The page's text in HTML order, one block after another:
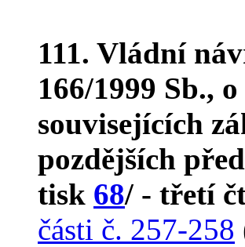
111. Vládní
166/1999 Sb.,
souvisejících
pozdějších
tisk 68/ - třetí
části č. 257-258